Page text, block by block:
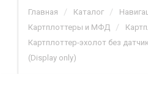
Главная / Каталог /
Картплоттеры и МФД /
Картплоттер-эхолот без
(Display only)